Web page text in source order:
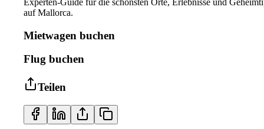
auf Mallorca.
Mietwagen buchen
Flug buchen
Teilen